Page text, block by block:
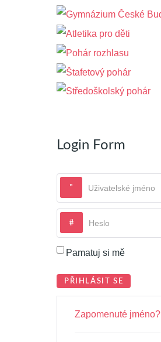
Login Form
Uživatelské jméno
Heslo
Pamatuj si mě
PŘIHLÁSIT SE
Zapomenuté jméno?